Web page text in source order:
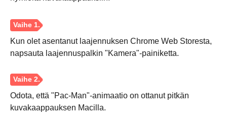
Kun olet asentanut laajennuksen Chrome Web Storesta,
napsauta laajennuspalkin "Kamera"-painiketta.
Odota, että "Pac-Man"-animaatio on ottanut pitkän
kuvakaappauksen Macilla.